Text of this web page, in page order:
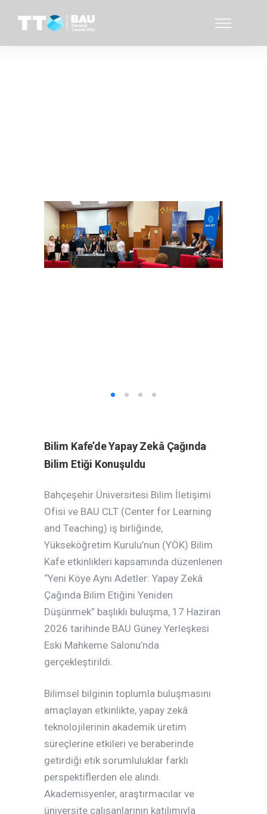
Bilim Kafe’de Yapay Zekâ Çağında
Bilim Etiği Konuşuldu
Bahçeşehir Üniversitesi Bilim İletişimi
Ofisi ve BAU CLT (Center for Learning
and Teaching) iş birliğinde,
Yükseköğretim Kurulu’nun (YÖK) Bilim
Kafe etkinlikleri kapsamında düzenlenen
“Yeni Köye Aynı Adetler: Yapay Zekâ
Çağında Bilim Etiğini Yeniden
Düşünmek” başlıklı buluşma, 17 Haziran
2026 tarihinde BAU Güney Yerleşkesi
Eski Mahkeme Salonu’nda
gerçekleştirildi.
Bilimsel bilginin toplumla buluşmasını
amaçlayan etkinlikte, yapay zekâ
teknolojilerinin akademik üretim
süreçlerine etkileri ve beraberinde
getirdiği etik sorumluluklar farklı
perspektiflerden ele alındı.
Akademisyenler, araştırmacılar ve
üniversite çalışanlarının katılımıyla